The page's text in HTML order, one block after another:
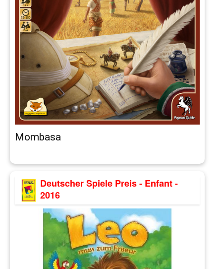
Mombasa
Deutscher Spiele Preis - Enfant -
2016